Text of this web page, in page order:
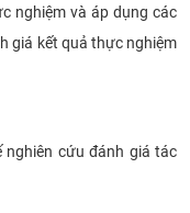
nghiệm và áp dụng các
giá kết quả thực nghiệm
nghiên cứu đánh giá tác